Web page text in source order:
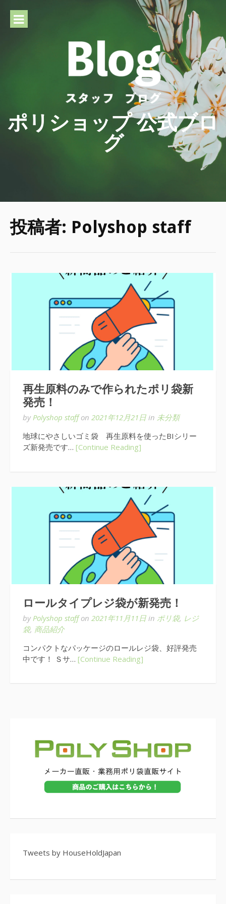
content
ポリショップ 公式ブロ
グ
投稿者: Polyshop staff
再生原料のみで作られたポリ袋新
発売！
byPolyshop staffon 2021年12月21日 in 未分類
地球にやさしいゴミ袋 再生原料を使ったBIシリー
ズ新発売です… [Continue Reading]
ロールタイプレジ袋が新発売！
by Polyshop staffon 2021年11月11日 in ポリ袋, レジ
袋, 商品紹介
コンパクトなパッケージのロールレジ袋、好評発売
中です！ Ｓサ… [Continue Reading]
Tweets by HouseHoldJapan